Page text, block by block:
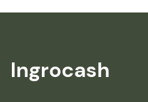
Ingrocash